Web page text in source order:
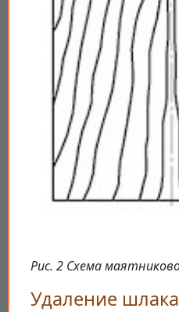
Рис. 2 Схема
Удаление